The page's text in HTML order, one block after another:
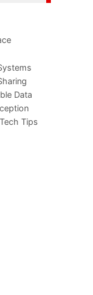
Data
Tips